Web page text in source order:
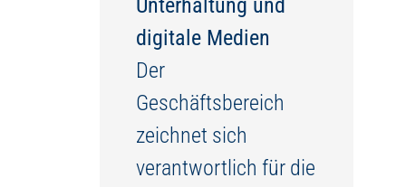
Unterhaltung und
digitale Medien
Der
Geschäftsbereich
zeichnet sich
verantwortlich für die